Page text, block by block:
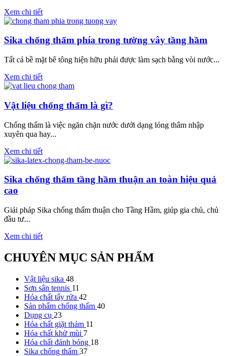
Xem chi tiết
Sika chống thấm phía trong tường vây tầng hầm
Tất cả bề mặt bê tông hiện hữu phải được làm sạch bằng vòi nước...
Xem chi tiết
Vật liệu chống thấm là gì?
Chống thấm là việc ngăn chặn nước dưới dạng lỏng thâm nhập
xuyên qua hay...
Xem chi tiết
Sika chống thấm tầng hầm thuận an toàn hiệu quả
cao
Giải pháp Sika chống thấm thuận cho Tầng Hầm, giúp gia chủ, chủ
đầu tư...
Xem chi tiết
CHUYÊN MỤC SẢN PHẨM
Vật liệu sika 48
Sơn sân tennis 11
Hóa chất tẩy rửa 42
Sản phẩm chống thấm 40
Dụng cụ 23
Hóa chất giặt thảm 11
Hóa chất khử mùi 7
Hóa chất đánh bóng 18
Sika chống thấm 37